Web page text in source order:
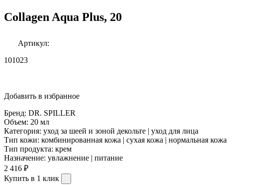
Collagen Aqua Plus, 20
Артикул:
101023
Добавить в избранное
Бренд: DR. SPILLER
Объем: 20 мл
Категория: уход за шеей и зоной декольте | уход для лица
Тип кожи: комбинированная кожа | сухая кожа | нормальная кожа
Тип продукта: крем
Назначение: увлажнение | питание
2 416 ₽
Купить в 1 клик